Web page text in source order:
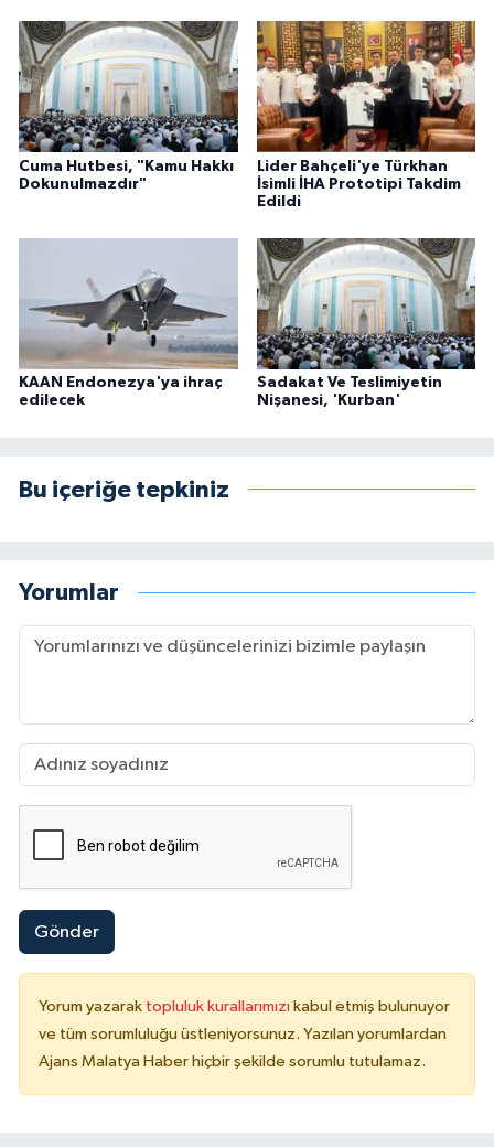
Cuma Hutbesi, "Kamu Hakkı
Dokunulmazdır"
Lider Bahçeli'ye Türkhan
İsimli İHA Prototipi Takdim
Edildi
KAAN Endonezya'ya ihraç
edilecek
Sadakat Ve Teslimiyetin
Nişanesi, 'Kurban'
Bu içeriğe tepkiniz
Yorumlar
Gönder
Yorum yazarak topluluk kurallarımızı kabul etmiş bulunuyor
ve tüm sorumluluğu üstleniyorsunuz. Yazılan yorumlardan
Ajans Malatya Haber hiçbir şekilde sorumlu tutulamaz.